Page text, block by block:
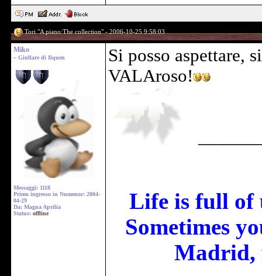
Tori "A piano:The collection" - 2006-10-25 9:58:03
Miko
~ Giullare di Ilquen
Messaggi: 1118
Primo ingresso in Numenor: 2004-
04-29
Da: Magna Aprilia
Status: offline
Si posso aspettare,
VALAroso!
Life is full of
Sometimes
Madrid,